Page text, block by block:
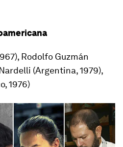
Rodolfo Guzmán
(Argentina, 1979),
1976)